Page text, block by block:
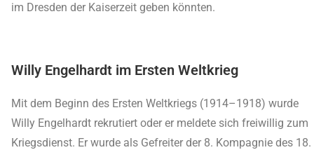
im Dresden der Kaiserzeit geben könnten.
Willy Engelhardt im Ersten Weltkrieg
Mit dem Beginn des Ersten Weltkriegs (1914–1918) wurde
Willy Engelhardt rekrutiert oder er meldete sich freiwillig zum
Kriegsdienst. Er wurde als Gefreiter der 8. Kompagnie des 18.